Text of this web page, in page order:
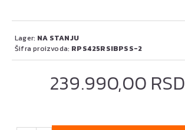
239.990,00 RSD
Lager: NA STANJU
Šifra proizvoda: RPS425RSIBPSS-2